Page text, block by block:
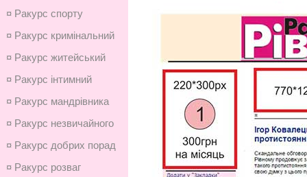
¤ Ракурс спорту
¤ Ракурс кримінальний
¤ Ракурс житейський
¤ Ракурс інтимний
¤ Ракурс мандрівника
¤ Ракурс незвичайного
¤ Ракурс добрих порад
¤ Ракурс розваг